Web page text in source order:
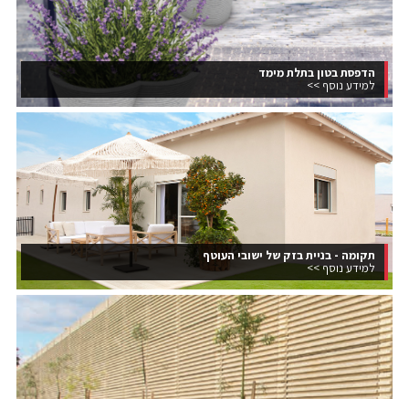
הדפסת בטון בתלת מימד
למידע נוסף >>
תקומה - בניית בזק של ישובי העוטף
למידע נוסף >>